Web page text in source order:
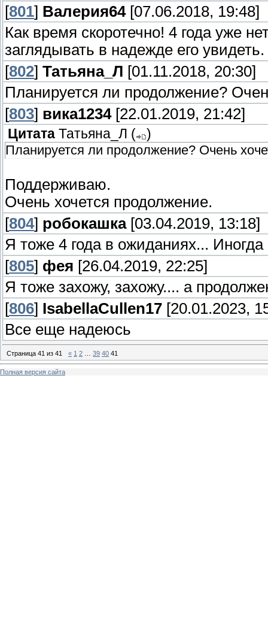
[801] Валерия64[07.06.2018, 19:48]
Как время скоротечно! 4 года уже
заглядывать в надежде его увидеть.
[802] Татьяна_Л [01.11.2018, 20:30]
Планируется ли продолжение?
[803] вика1234[22.01.2019, 21:42]
Цитата Татьяна_Л (
)
Планируется ли продолжение? Очень
Поддерживаю.
Очень хочется продолжение.
[804] робокашка[03.04.2019, 13:18]
Я тоже 4 года в ожиданиях...
[805] фея [26.04.2019, 22:25]
Я тоже захожу, захожу.... а
[806] IsabellaCullen17 [20.01.2023,
Все еще надеюсь
Страница 41 из 41 « 1 2 39 40 41
Полная версия сайта